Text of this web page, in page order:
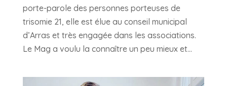
porte-parole des personnes porteuses de
trisomie 21, elle est élue au conseil municipal
d’Arras et très engagée dans les associations.
Le Mag a voulu la connaître un peu mieux et...